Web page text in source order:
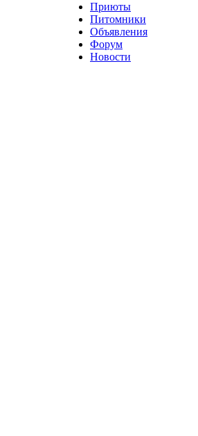
Приюты
Питомники
Объявления
Форум
Новости